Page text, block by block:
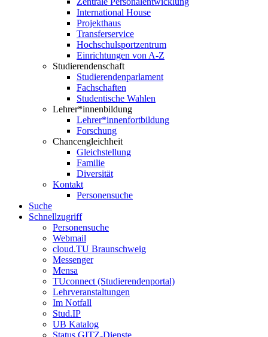
International House
Projekthaus
Transferservice
Hochschulsportzentrum
Einrichtungen von A-Z
Studierendenschaft
Studierendenparlament
Fachschaften
Studentische Wahlen
Lehrer*innenbildung
Lehrer*innenfortbildung
Forschung
Chancengleichheit
Gleichstellung
Familie
Diversität
Kontakt
Personensuche
Suche
Schnellzugriff
Personensuche
Webmail
cloud.TU Braunschweig
Messenger
Mensa
TUconnect (Studierendenportal)
Lehrveranstaltungen
Im Notfall
Stud.IP
UB Katalog
Status GITZ-Dienste